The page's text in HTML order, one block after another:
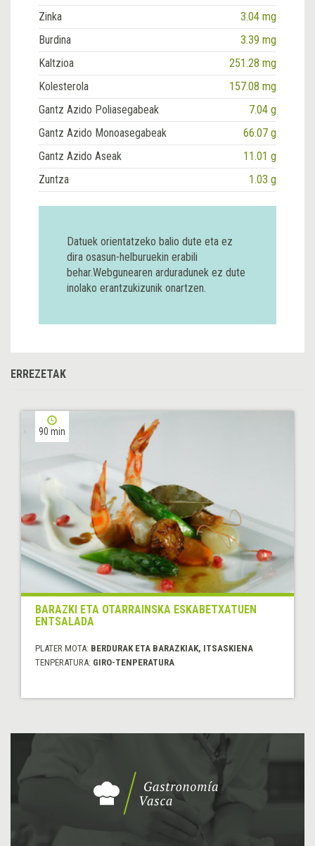
Zinka
3.04 mg
Burdina
3.39 mg
Kaltzioa
251.28 mg
Kolesterola
157.08 mg
Gantz Azido Poliasegabeak
7.04 g
Gantz Azido Monoasegabeak
66.07 g
Gantz Azido Aseak
11.01 g
Zuntza
1.03 g
Datuek orientatzeko balio dute eta ez
dira osasun-helburuekin erabili
behar.Webgunearen arduradunek ez dute
inolako erantzukizunik onartzen.
ERREZETAK
90 min
BARAZKI ETA OTARRAINSKA ESKABETXATUEN
ENTSALADA
PLATER MOTA: BERDURAK ETA BARAZKIAK, ITSASKIENA
TENPERATURA: GIRO-TENPERATURA